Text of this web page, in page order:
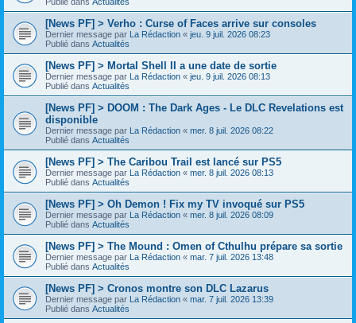
[News PF] > Verho : Curse of Faces arrive sur consoles
Dernier message par La Rédaction « jeu. 9 juil. 2026 08:23
Publié dans Actualités
[News PF] > Mortal Shell II a une date de sortie
Dernier message par La Rédaction « jeu. 9 juil. 2026 08:13
Publié dans Actualités
[News PF] > DOOM : The Dark Ages - Le DLC Revelations est
disponible
Dernier message par La Rédaction « mer. 8 juil. 2026 08:22
Publié dans Actualités
[News PF] > The Caribou Trail est lancé sur PS5
Dernier message par La Rédaction « mer. 8 juil. 2026 08:13
Publié dans Actualités
[News PF] > Oh Demon ! Fix my TV invoqué sur PS5
Dernier message par La Rédaction « mer. 8 juil. 2026 08:09
Publié dans Actualités
[News PF] > The Mound : Omen of Cthulhu prépare sa sortie
Dernier message par La Rédaction « mar. 7 juil. 2026 13:48
Publié dans Actualités
[News PF] > Cronos montre son DLC Lazarus
Dernier message par La Rédaction « mar. 7 juil. 2026 13:39
Publié dans Actualités